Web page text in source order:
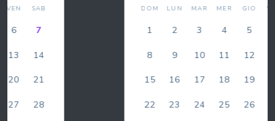
MER GIO VEN SAB